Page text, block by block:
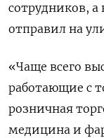
сотрудников,
отправил на
«Чаще всего
работающие с
розничная
медицина и